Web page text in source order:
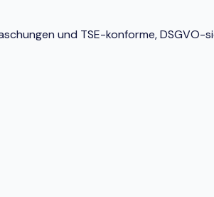
und TSE-konforme, DSGVO-